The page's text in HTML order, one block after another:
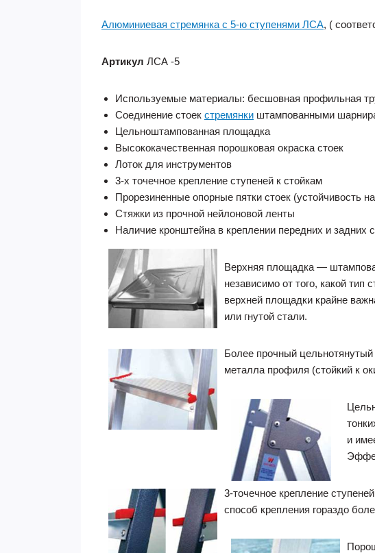
Алюминиевая стремянка c 5-ю ступенями ЛСА, (
Артикул ЛСА -5
Используемые материалы: бесшовная профильная
Соединение стоек стремянки штампованными
Цельноштампованная площадка
Высококачественная порошковая окраска стоек
Лоток для инструментов
3-х точечное крепление ступеней к стойкам
Прорезиненные опорные пятки стоек (устойчивость
Стяжки из прочной нейлоновой ленты
Наличие кронштейна в креплении передних и задних
Верхняя площадка —
независимо от того, какой
верхней площадки крайне
или гнутой стали.
Более прочный цельнотянутый
металла профиля (стойкий к
и
3-точечное крепление
способ крепления гораздо